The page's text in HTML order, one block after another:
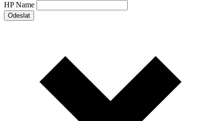
HP Name
Odeslat